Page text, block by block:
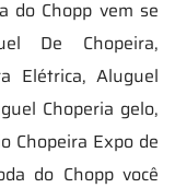
do Chopp vem se
De Chopeira,
Elétrica, Aluguel
Choperia gelo,
Chopeira Expo de
do Chopp você